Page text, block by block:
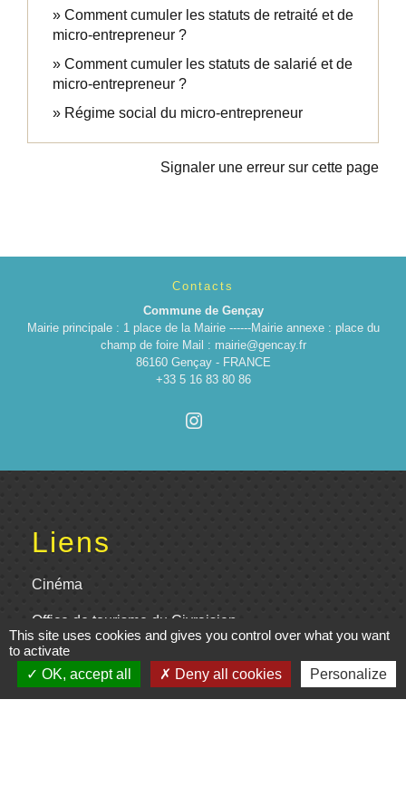
Comment cumuler les statuts de retraité et de
micro-entrepreneur ?
Comment cumuler les statuts de salarié et de
micro-entrepreneur ?
Régime social du micro-entrepreneur
Signaler une erreur sur cette page
Contacts
Commune de Gençay
Mairie principale : 1 place de la Mairie ------Mairie annexe : place du
champ de foire Mail : mairie@gencay.fr
86160 Gençay - FRANCE
+33 5 16 83 80 86
Liens
Cinéma
Office de tourisme du Civraisien
en Poitou
Actualités communauté de
communes
This site uses cookies and gives you control over what you want
to activate
OK, accept all
Deny all cookies Personalize